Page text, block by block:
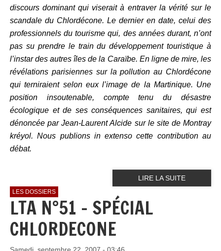
discours dominant qui viserait à entraver la vérité sur le
scandale du Chlordécone. Le dernier en date, celui des
professionnels du tourisme qui, des années durant, n’ont
pas su prendre le train du développement touristique à
l’instar des autres îles de la Caraïbe. En ligne de mire, les
révélations parisiennes sur la pollution au Chlordécone
qui terniraient selon eux l’image de la Martinique. Une
position insoutenable, compte tenu du désastre
écologique et de ses conséquences sanitaires, qui est
dénoncée par Jean-Laurent Alcide sur le site de Montray
kréyol. Nous publions in extenso cette contribution au
débat.
LIRE LA SUITE
LES DOSSIERS
LTA N°51 - SPÉCIAL
CHLORDECONE